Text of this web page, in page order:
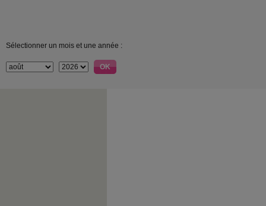
Sélectionner un mois et une année :